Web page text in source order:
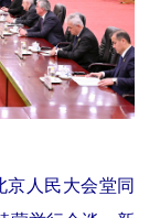
京人民大会堂同